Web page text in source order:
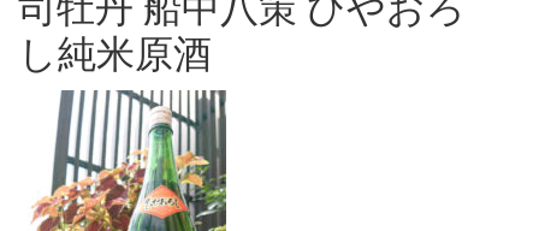
し純米原酒